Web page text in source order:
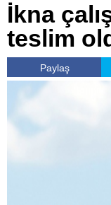
İkna
teslim
Paylaş